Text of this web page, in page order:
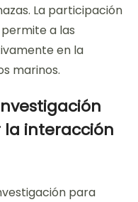
La participación
a las
en la
marinos.
la interacción
para